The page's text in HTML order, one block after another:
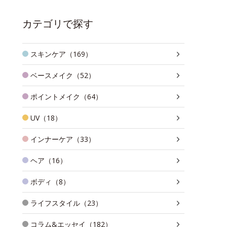
カテゴリで探す
スキンケア（169）
ベースメイク（52）
ポイントメイク（64）
UV（18）
インナーケア（33）
ヘア（16）
ボディ（8）
ライフスタイル（23）
コラム&エッセイ（182）